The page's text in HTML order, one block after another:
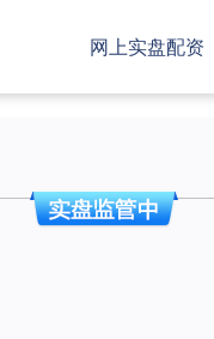
网上实盘配资